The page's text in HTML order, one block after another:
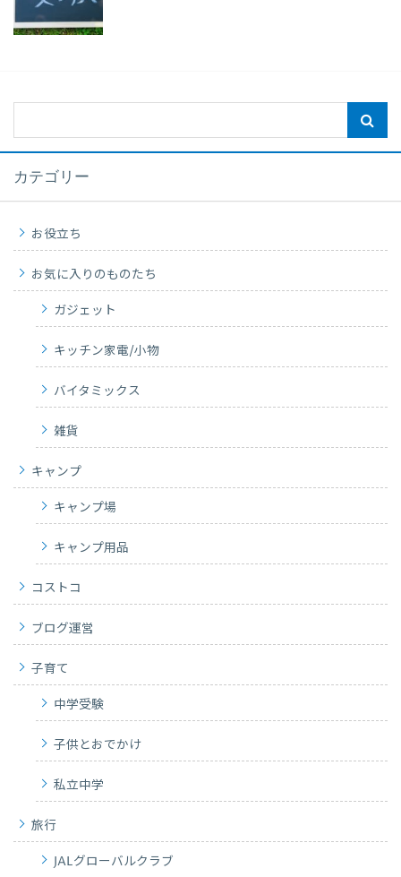
カテゴリー
お役立ち
お気に入りのものたち
ガジェット
キッチン家電/小物
バイタミックス
雑貨
キャンプ
キャンプ場
キャンプ用品
コストコ
ブログ運営
子育て
中学受験
子供とおでかけ
私立中学
旅行
JALグローバルクラブ